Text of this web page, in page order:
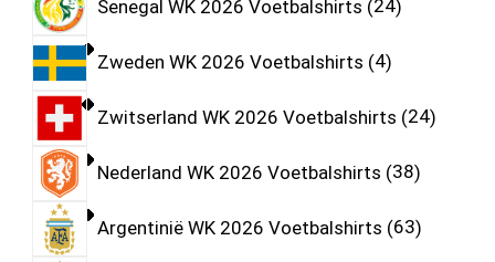
Senegal WK 2026 Voetbalshirts 24
Zweden WK 2026 Voetbalshirts 4
Zwitserland WK 2026 Voetbalshirts 24
Nederland WK 2026 Voetbalshirts 38
Argentinië WK 2026 Voetbalshirts 63